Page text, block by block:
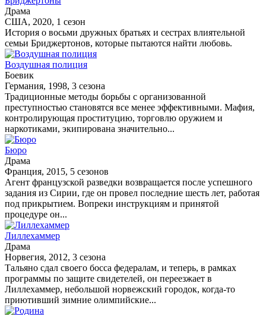
Драма
США, 2020, 1 сезон
История о восьми дружных братьях и сестрах влиятельной
семьи Бриджертонов, которые пытаются найти любовь.
Воздушная полиция
Боевик
Германия, 1998, 3 сезона
Традиционные методы борьбы с организованной
преступностью становятся все менее эффективными. Мафия,
контролирующая проституцию, торговлю оружием и
наркотиками, экипирована значительно...
Бюро
Драма
Франция, 2015, 5 сезонов
Агент французской разведки возвращается после успешного
задания из Сирии, где он провел последние шесть лет, работая
под прикрытием. Вопреки инструкциям и принятой
процедуре он...
Лиллехаммер
Драма
Норвегия, 2012, 3 сезона
Тальяно сдал своего босса федералам, и теперь, в рамках
программы по защите свидетелей, он переезжает в
Лиллехаммер, небольшой норвежский городок, когда-то
приютивший зимние олимпийские...